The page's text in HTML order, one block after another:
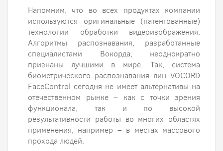
Напомним, что во всех продуктах компании
используются оригинальные (патентованные)
технологии обработки видеоизображения.
Алгоритмы распознавания, разработанные
специалистами Вокорда, неоднократно
признаны лучшими в мире. Так, система
биометрического распознавания лиц VOCORD
FaceControl сегодня не имеет альтернативы на
отечественном рынке – как с точки зрения
функционала, так и по высокой
результативности работы во многих областях
применения, например – в местах массового
прохода людей.